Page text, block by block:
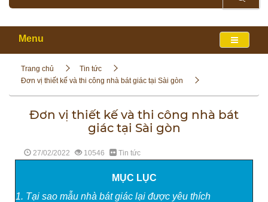
Menu
Trang chủ
Tin tức
Đơn vị thiết kế và thi công nhà bát giác tại Sài gòn
Đơn vị thiết kế và thi công nhà bát
giác tại Sài gòn
27/02/2022 10546 Tin tức
MỤC LỤC
1. Tại sao mẫu nhà bát giác lại được yêu thích